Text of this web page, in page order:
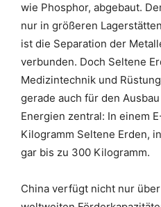
wie Phosphor, abgebaut.
nur in größeren
ist die Separation der
verbunden. Doch Seltene
Medizintechnik und
gerade auch für den
Energien zentral: In einem
Kilogramm Seltene Erden,
gar bis zu 300 Kilogramm.
China verfügt nicht nur